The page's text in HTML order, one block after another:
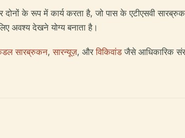
के रूप में कार्य करता है, जो पास के एटीएसवी
अवश्य देखने योग्य बनाता है।
सारब्रुकन,सारन्यूज़, औरविकिवांडजैसे आधिकारिक